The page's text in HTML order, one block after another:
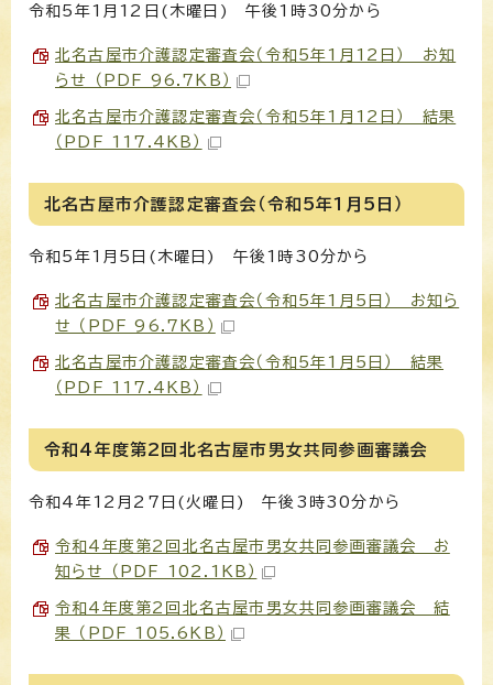
令和5年1月12日(木曜日) 午後1時30分から
北名古屋市介護認定審査会（令和5年1月12日） お知
らせ （PDF 96.7KB）
北名古屋市介護認定審査会（令和5年1月12日） 結果
（PDF 117.4KB）
北名古屋市介護認定審査会（令和5年1月5日）
令和5年1月5日(木曜日) 午後1時30分から
北名古屋市介護認定審査会（令和5年1月5日） お知ら
せ （PDF 96.7KB）
北名古屋市介護認定審査会（令和5年1月5日） 結果
（PDF 117.4KB）
令和4年度第2回北名古屋市男女共同参画審議会
令和4年12月27日(火曜日) 午後3時30分から
令和4年度第2回北名古屋市男女共同参画審議会 お
知らせ （PDF 102.1KB）
令和4年度第2回北名古屋市男女共同参画審議会 結
果 （PDF 105.6KB）